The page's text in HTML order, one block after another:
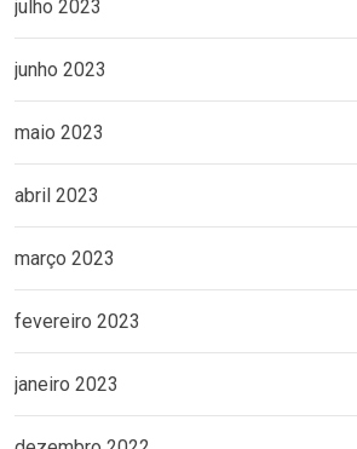
julho 2023
junho 2023
maio 2023
abril 2023
março 2023
fevereiro 2023
janeiro 2023